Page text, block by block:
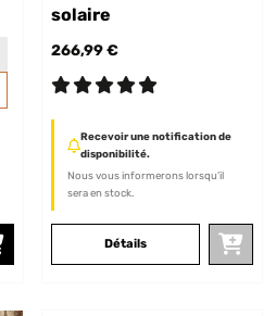
solaire
266,99 €
Recevoir une notification de
disponibilité.
Nous vous informerons lorsqu’il
sera en stock.
Détails